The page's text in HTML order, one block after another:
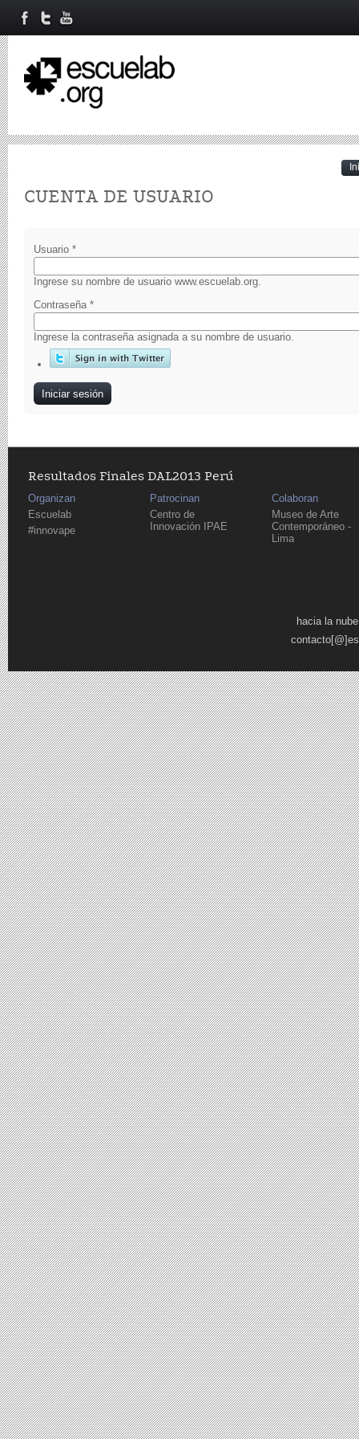
CUENTA DE USUARIO
Usuario *
Ingrese su nombre de usuario www.escuelab.org.
Contraseña *
Ingrese la contraseña asignada a su nombre de usuario.
Resultados Finales DAL2013 Perú
Organizan
Escuelab
#innovape
Patrocinan
Centro de
Innovación IPAE
Colaboran
Museo de Arte
Contemporáneo -
Lima
hacia la